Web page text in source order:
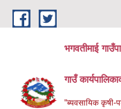
Skip to main content
भगवतीमाई
गाउँ
"ब्यवसायिक कृषी-